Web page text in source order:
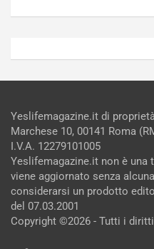
Yeslifemagazine.it di
Marchese 10, 00141 Roma
I.V.A. 12279101005
Yeslifemagazine.it non è
viene aggiornato senza
considerarsi un prodotto
del 07.03.2001
Copyright ©2026 - Tutti i